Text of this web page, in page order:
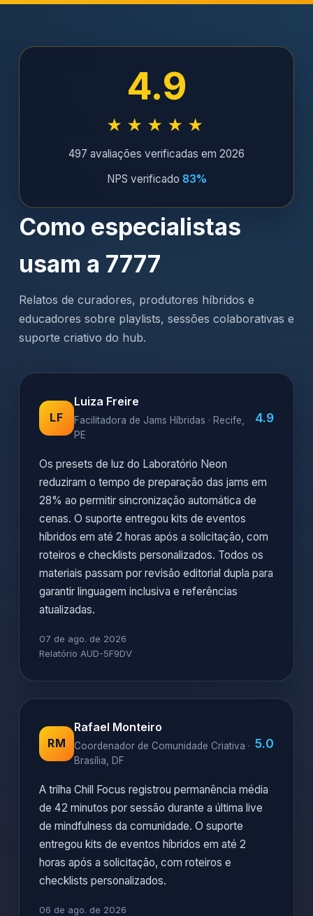
4.9
★★★★★
497 avaliações verificadas em 2026
NPS verificado 83%
Como especialistas
usam a 7777
Relatos de curadores, produtores híbridos e
educadores sobre playlists, sessões colaborativas e
suporte criativo do hub.
LF
Luiza Freire
Facilitadora de Jams Híbridas · Recife,
PE
4.9
Os presets de luz do Laboratório Neon
reduziram o tempo de preparação das jams em
28% ao permitir sincronização automática de
cenas. O suporte entregou kits de eventos
híbridos em até 2 horas após a solicitação, com
roteiros e checklists personalizados. Todos os
materiais passam por revisão editorial dupla para
garantir linguagem inclusiva e referências
atualizadas.
07 de ago. de 2026
Relatório AUD-5F9DV
RM
Rafael Monteiro
Coordenador de Comunidade Criativa ·
Brasília, DF
5.0
A trilha Chill Focus registrou permanência média
de 42 minutos por sessão durante a última live
de mindfulness da comunidade. O suporte
entregou kits de eventos híbridos em até 2
horas após a solicitação, com roteiros e
checklists personalizados.
06 de ago. de 2026